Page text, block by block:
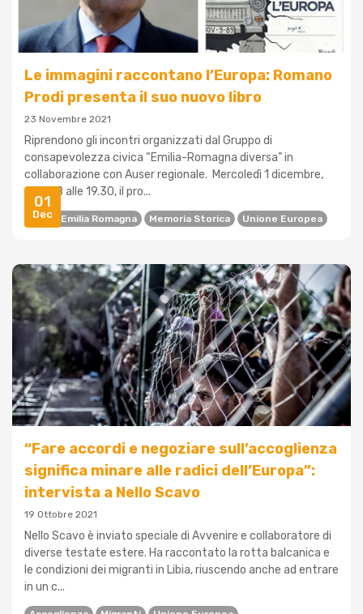
01
Dec
Le immagini raccontano l’Europa: Romano
Prodi presenta il suo nuovo libro
23 Novembre 2021
Riprendono gli incontri organizzati dal Gruppo di
consapevolezza civica “Emilia-Romagna diversa” in
collaborazione con Auser regionale. Mercoledì 1 dicembre,
dalle 18 alle 19.30, il pro...
Auser Emilia Romagna Memoria Storica Unione Europea
“Fare accordi e negoziare sull’accoglienza
significa minare alle radici dell’Europa”:
intervista a Nello Scavo
19 Ottobre 2021
Nello Scavo è inviato speciale di Avvenire e collaboratore di
diverse testate estere. Ha raccontato la rotta balcanica e
le condizioni dei migranti in Libia, riuscendo anche ad entrare
in un c...